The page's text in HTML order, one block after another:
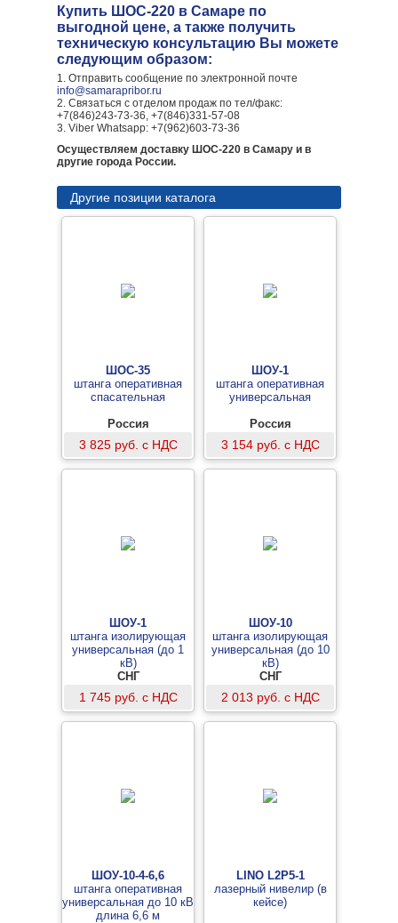
Купить ШОС-220 в Самаре по
выгодной цене, а также получить
техническую консультацию Вы можете
следующим образом:
1. Отправить сообщение по электронной почте
info@samarapribor.ru
2. Связаться с отделом продаж по тел/факс:
+7(846)243-73-36, +7(846)331-57-08
3. Viber Whatsapp: +7(962)603-73-36
Осуществляем доставку ШОС-220 в Самару и в
другие города России.
Другие позиции каталога
ШОС-35
штанга оперативная
спасательная
Россия
3 825 руб. с НДС
ШОУ-1
штанга оперативная
универсальная
Россия
3 154 руб. с НДС
ШОУ-1
штанга изолирующая
универсальная (до 1
кВ)
СНГ
1 745 руб. с НДС
ШОУ-10
штанга изолирующая
универсальная (до 10
кВ)
СНГ
2 013 руб. с НДС
ШОУ-10-4-6,6
штанга оперативная
универсальная до 10 кВ
длина 6,6 м
LINO L2P5-1
лазерный нивелир (в
кейсе)